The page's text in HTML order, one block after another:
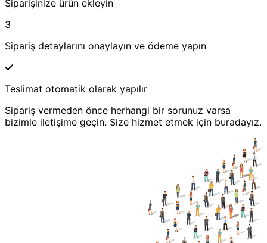
Siparişinize ürün ekleyin
3
Sipariş detaylarını onaylayın ve ödeme yapın
Teslimat otomatik olarak yapılır
Sipariş vermeden önce herhangi bir sorunuz varsa
bizimle iletişime geçin. Size hizmet etmek için buradayız.